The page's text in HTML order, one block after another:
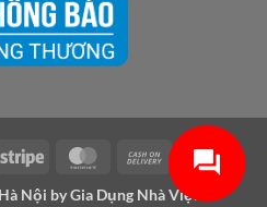
Stripe MasterCardCash
On
Nội byGia Dụng Nhà Việt